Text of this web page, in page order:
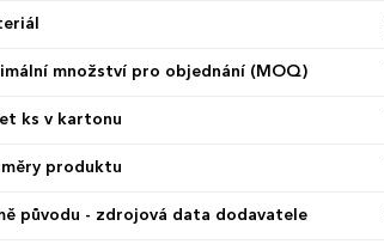
množství pro objednání (MOQ)
ks v kartonu
produktu
původu - zdrojová data dodavatele